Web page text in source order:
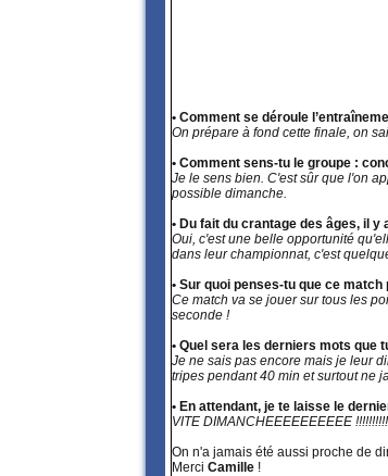
• Comment se déroule
On prépare à fond cette finale, on
• Comment sens-tu le groupe :
Je le sens bien. C'est sûr que l'on
possible dimanche.
• Du fait du crantage des âges, il
Oui, c'est une belle opportunité
dans leur championnat, c'est
• Sur quoi penses-tu que ce
Ce match va se jouer sur tous les
seconde !
• Quel sera les derniers mots que
Je ne sais pas encore mais je leur
tripes pendant 40 min et surtout ne
• En attendant, je te laisse le
VITE DIMANCHEEEEEEEEEE
On n'a jamais été aussi proche de
Merci Camille !